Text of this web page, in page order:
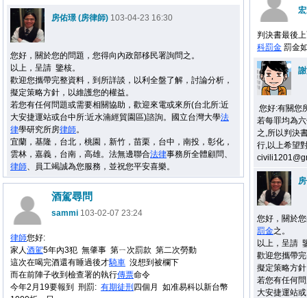
房佑璟 (房律師) 103-04-23 16:30
您好，關於您的問題，您得向內政部移民署詢問之。
以上，呈請 鑒核。
歡迎您攜帶完整資料，到所詳談，以利全盤了解，討論分析，
擬定策略方針，以維護您的權益。
若您有任何問題或需要相關協助，歡迎來電或來所(台北所:近
大安捷運站或台中所:近水湳經貿園區)諮詢。國立台灣大學法
律學研究所房律師。
宜蘭，基隆，台北，桃園，新竹，苗栗，台中，南投，彰化，
雲林，嘉義，台南，高雄。法無邊聯合法律事務所全體顧問、
律師、員工竭誠為您服務，並祝您平安喜樂。
判決書最後
科罰金 罰金
您好:有關您
若每罪均為
之,所以判決
行,以上希望
您好，關於
罰金之。
以上，呈請
歡迎您攜帶
擬定策略方
若您有任何
大安捷運站
酒駕尋問
sammi 103-02-07 23:24
律師您好:
家人酒駕5年內3犯 無肇事 第ㄧ次罰款 第二次勞動
這次在喝完酒還有睡過後才騎車 沒想到被欄下
而在前陣子收到檢查署的執行傳票命令
今年2月19要報到 刑罰: 有期徒刑 四個月 如准易科以新台幣